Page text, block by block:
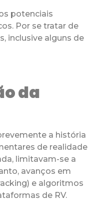
potenciais
Por se tratar de
inclusive alguns de
da
a história
de realidade
limitavam-se a
avanços em
e algoritmos
de RV.